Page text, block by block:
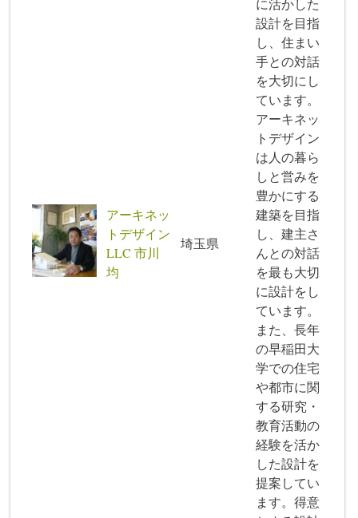
アーキネッ
トデザイン
LLC 市川
均
埼玉県
に活かした
設計を目指
し、住まい
手との対話
を大切にし
ています。
アーキネッ
トデザイン
は人の暮ら
しと営みを
豊かにする
建築を目指
し、建主さ
んとの対話
を最も大切
に設計をし
ています。
また、長年
の早稲田大
学での住宅
や都市に関
する研究・
教育活動の
経験を活か
した設計を
提案してい
ます。得意